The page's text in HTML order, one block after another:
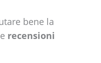
bene la
recensioni